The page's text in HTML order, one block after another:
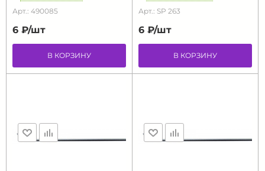
Арт.: 490085
6 ₽/шт
В КОРЗИНУ
Арт.: SP 263
6 ₽/шт
В КОРЗИНУ